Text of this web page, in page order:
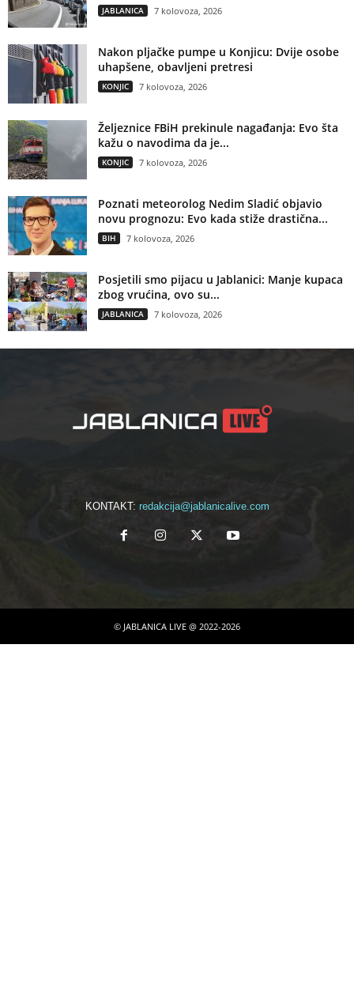
JABLANICA 7 kolovoza, 2026
Nakon pljačke pumpe u Konjicu: Dvije osobe
uhapšene, obavljeni pretresi
KONJIC 7 kolovoza, 2026
Željeznice FBiH prekinule nagađanja: Evo šta
kažu o navodima da je...
KONJIC 7 kolovoza, 2026
Poznati meteorolog Nedim Sladić objavio
novu prognozu: Evo kada stiže drastična...
BIH 7 kolovoza, 2026
Posjetili smo pijacu u Jablanici: Manje kupaca
zbog vrućina, ovo su...
JABLANICA 7 kolovoza, 2026
KONTAKT: redakcija@jablanicalive.com
© JABLANICA LIVE @ 2022-2026